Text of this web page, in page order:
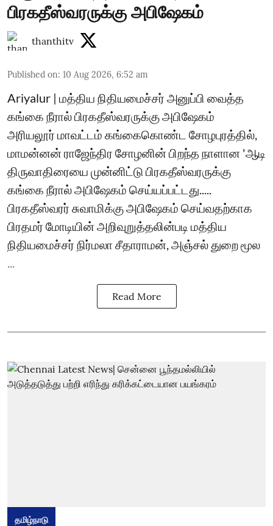
பிரகதீஸ்வரருக்கு அபிஷேகம்
thanthitv
Published on: 10 Aug 2026, 6:52 am
Ariyalur | மத்திய நிதியமைச்சர் அனுப்பி வைத்த
கங்கை நீரால் பிரகதீஸ்வரருக்கு அபிஷேகம்
அரியலூர் மாவட்டம் கங்கைகொண்ட சோழபுரத்தில்,
மாமன்னன் ராஜேந்திர சோழனின் பிறந்த நாளான 'ஆடி
திருவாதிரையை முன்னிட்டு பிரகதீஸ்வரருக்கு
கங்கை நீரால் அபிஷேகம் செய்யப்பட்டது.....
பிரகதீஸ்வரர் சுவாமிக்கு அபிஷேகம் செய்வதற்காக
பிரதமர் மோடியின் அறிவுறுத்தலின்படி மத்திய
நிதியமைச்சர் நிர்மலா சீதாராமன், அஞ்சல் துறை மூல
Read More
தமிழ்நாடு